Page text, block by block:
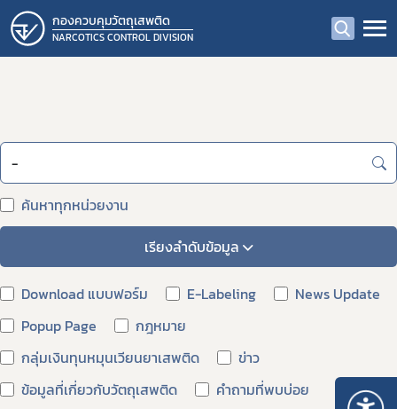
กองควบคุมวัตถุเสพติด
NARCOTICS CONTROL DIVISION
ค้นหาทุกหน่วยงาน
เรียงลำดับข้อมูล
Download แบบฟอร์ม E-Labeling
News Update
Popup Page
กฎหมาย
กลุ่มเงินทุนหมุนเวียนยาเสพติด
ข่าว
ข้อมูลที่เกี่ยวกับวัตถุเสพติด
คำถามที่พบบ่อย